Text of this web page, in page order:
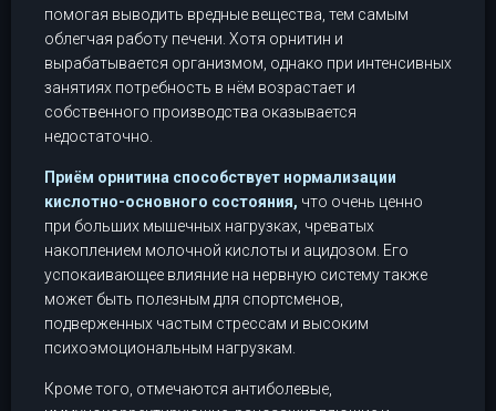
помогая выводить вредные вещества, тем самым
облегчая работу печени. Хотя орнитин и
вырабатывается организмом, однако при интенсивных
занятиях потребность в нём возрастает и
собственного производства оказывается
недостаточно.
Приём орнитина способствует нормализации
кислотно-основного состояния, что очень ценно
при больших мышечных нагрузках, чреватых
накоплением молочной кислоты и ацидозом. Его
успокаивающее влияние на нервную систему также
может быть полезным для спортсменов,
подверженных частым стрессам и высоким
психоэмоциональным нагрузкам.
Кроме того, отмечаются антиболевые,